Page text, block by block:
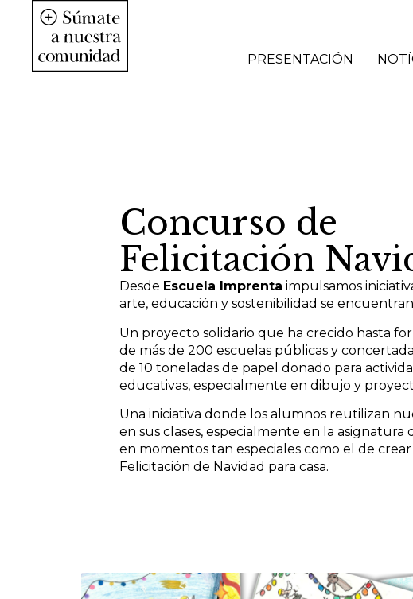
PRESENTACIÓN
Concurso de
Felicitación
Desde Escuela Imprenta impulsamos
arte, educación y sostenibilidad se
Un proyecto solidario que ha crecido hasta
de más de 200 escuelas públicas y
de 10 toneladas de papel donado para
educativas, especialmente en dibujo y
Una iniciativa donde los alumnos reutilizan
en sus clases, especialmente en la asignatura
en momentos tan especiales como el de crear
Felicitación de Navidad para casa.